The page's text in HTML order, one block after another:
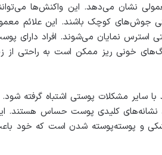
نشان می‌دهد. این واکنش‌ها
کوچک باشند. این علائم
استرس نمایان می‌شوند. افراد دارای
خونی ریز ممکن است به راحتی از
مشکلات پوستی اشتباه گرفته شود.
نشانه‌های کلیدی پوست حساس هستند.
و پوسته‌پوسته شدن است که خود